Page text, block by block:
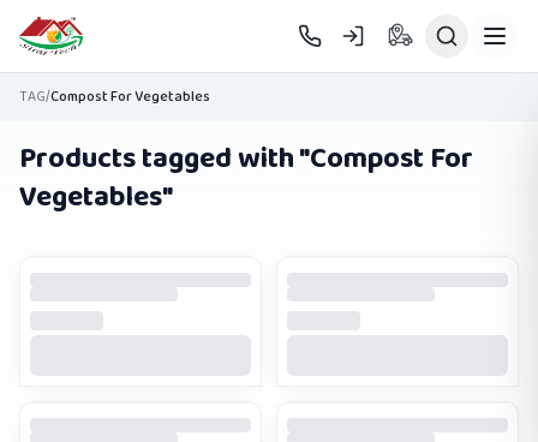
Skip to main content
TAG/Compost For Vegetables
Products tagged with "Compost For
Vegetables"